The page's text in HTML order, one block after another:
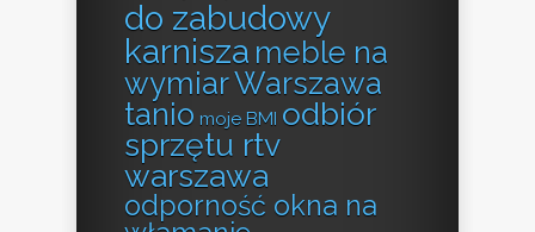
do zabudowy
karnisza meble na
wymiar Warszawa
tanio moje BMI odbiór
sprzętu rtv
warszawa
odporność okna na